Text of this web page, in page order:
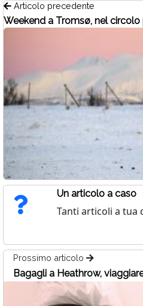
Articolo precedente
Weekend a Tromsø, nel
Un articolo a caso
Tanti articoli a tua
Prossimo articolo
Bagagli a Heathrow,